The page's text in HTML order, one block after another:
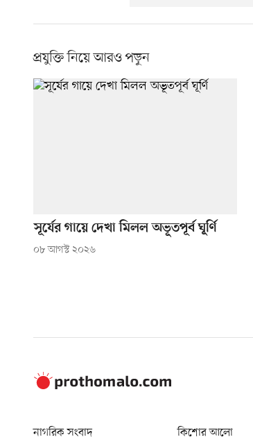
প্রযুক্তি নিয়ে আরও পড়ুন
সূর্যের গায়ে দেখা মিলল অভূতপূর্ব ঘূর্ণি
০৮ আগস্ট ২০২৬
নাগরিক সংবাদ কিশোর আলো